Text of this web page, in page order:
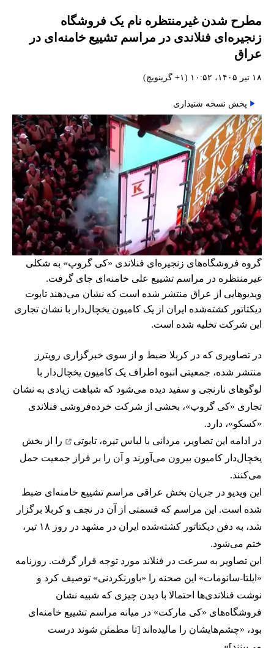
مطرح شدن غیرمنتظره نام یک فروشگاه
زنجیره‌ای فنلاندی در مراسم تشییع خامنه‌ای در
عراق
۱۸ تیر ۱۴۰۵، ۱۰:۵۲ (‎+۱ گرینویچ)
پخش نسخه شنیداری
گروه فروشگاه‌های زنجیره‌ای فنلاندی «کی گروپ» به شکلی
غیرمنتظره در مراسم تشییع علی خامنه‌ای جای گرفت.
ویدیوهایی از عراق منتشر شده است که نشان می‌دهند تابوت
دیکتاتور کشته‌شده ایران از یک کامیون یخچال‌دار با نشان تجاری
این شرکت تخلیه شده است.
در تصاویری که در کربلا ضبط و از سوی خبرگزاری رویترز
منتشر شده، جمعیتی انبوه اطراف یک کامیون یخچال‌دار با
لوگوهای نارنجی و سفید دیده می‌شود که شباهت زیادی به نشان
تجاری «کی گروپ»، بخشی از شرکت خرده‌فروشی فنلاندی
«کسکو»، دارد.
در ادامه این تصاویر، مردانی با لباس تیره، تابوتی
را از بخش
یخچال‌دار کامیون بیرون می‌آورند و آن را بر فراز جمعیت حمل
می‌کنند.
این ویدیو در جریان بخش عراقی مراسم تشییع خامنه‌ای ضبط
شده است. این مراسم که قسمتی از آن در نجف و کربلا برگزار
شد، به دفن دیکتاتور کشته‌شده ایران
در مشهد در روز ۱۸ تیر،
ختم می‌شود.
این تصاویر به سرعت در فنلاند مورد توجه قرار گرفت. روزنامه
«ایلتا-سانومات» این صحنه را «باورنکردنی» توصیف کرد و
نوشت فنلاندی‌ها احتمالا با دیدن چیزی که شبیه نشان
فروشگاه‌های «کی مارکت» در میانه مراسم تشییع خامنه‌ای
بود، «چشم‌هایشان را مالیده‌اند [تا مطمئن شوند درست